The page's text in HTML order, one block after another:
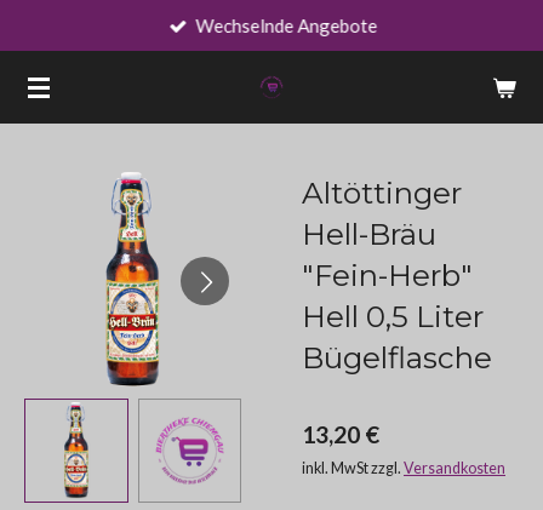
springen
Wechselnde Angebote
Altöttinger
Hell-Bräu
"Fein-Herb"
Hell 0,5 Liter
Bügelflasche
13,20 €
inkl. MwSt zzgl. Versandkosten